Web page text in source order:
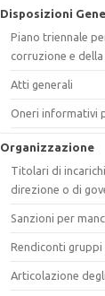
Disposizioni
Piano triennale
corruzione e
Atti generali
Oneri informativi
Organizzazione
Titolari di
direzione o di
Sanzioni per
Rendiconti
Articolazione